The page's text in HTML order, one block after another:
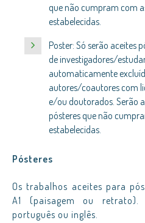
que não cumpram com
estabelecidas.
Poster: Só serão aceites
de investigadores/
automaticamente
autores/coautores com
e/ou doutorados. Serão
pósteres que não
estabelecidas.
Pósteres
Os trabalhos aceites para
A1 (paisagem ou
português ou inglês.